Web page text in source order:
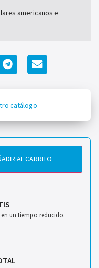
americanos e
catálogo
AL CARRITO
un tiempo reducido.